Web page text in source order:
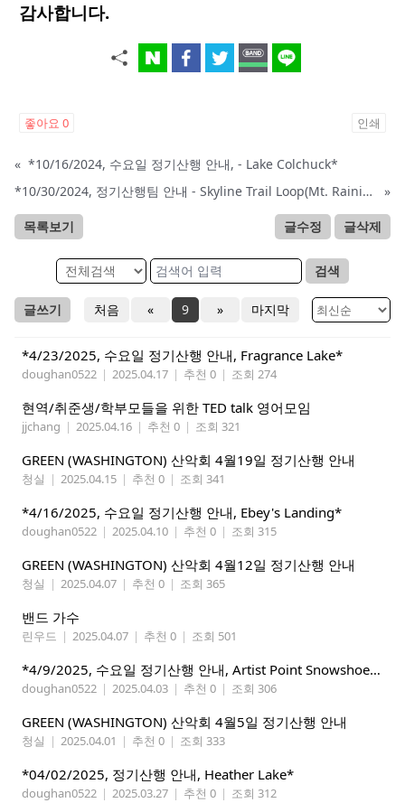
감사합니다.
좋아요 0 인쇄
« *10/16/2024, 수요일 정기산행 안내, - Lake Colchuck*
*10/30/2024, 정기산행팀 안내 - Skyline Trail Loop(Mt. Rainier)*
»
목록보기 글수정 글삭제
검색
글쓰기 처음 « 9 » 마지막
*4/23/2025, 수요일 정기산행 안내, Fragrance Lake*
doughan0522 | 2025.04.17 | 추천 0 | 조회 274
현역/취준생/학부모들을 위한 TED talk 영어모임
jjchang | 2025.04.16 | 추천 0 | 조회 321
GREEN (WASHINGTON) 산악회 4월19일 정기산행 안내
청실 | 2025.04.15 | 추천 0 | 조회 341
*4/16/2025, 수요일 정기산행 안내, Ebey's Landing*
doughan0522 | 2025.04.10 | 추천 0 | 조회 315
GREEN (WASHINGTON) 산악회 4월12일 정기산행 안내
청실 | 2025.04.07 | 추천 0 | 조회 365
밴드 가수
린우드 | 2025.04.07 | 추천 0 | 조회 501
*4/9/2025, 수요일 정기산행 안내, Artist Point Snowshoeing*
doughan0522 | 2025.04.03 | 추천 0 | 조회 306
GREEN (WASHINGTON) 산악회 4월5일 정기산행 안내
청실 | 2025.04.01 | 추천 0 | 조회 333
*04/02/2025, 정기산행 안내, Heather Lake*
doughan0522 | 2025.03.27 | 추천 0 | 조회 312